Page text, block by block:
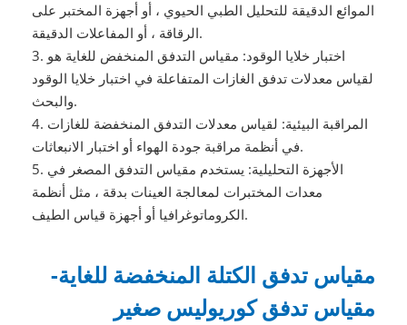
الموائع الدقيقة للتحليل الطبي الحيوي ، أو أجهزة المختبر على
الرقاقة ، أو المفاعلات الدقيقة.
3. اختبار خلايا الوقود: مقياس التدفق المنخفض للغاية هو
لقياس معدلات تدفق الغازات المتفاعلة في اختبار خلايا الوقود
والبحث.
4. المراقبة البيئية: لقياس معدلات التدفق المنخفضة للغازات
في أنظمة مراقبة جودة الهواء أو اختبار الانبعاثات.
5. الأجهزة التحليلية: يستخدم مقياس التدفق المصغر في
معدات المختبرات لمعالجة العينات بدقة ، مثل أنظمة
الكروماتوغرافيا أو أجهزة قياس الطيف.
مقياس تدفق الكتلة المنخفضة للغاية-
مقياس تدفق كوريوليس صغير